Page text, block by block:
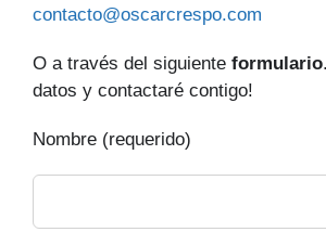
contacto@oscarcrespo.com
O a través del siguiente formulario
datos y contactaré contigo!
Nombre (requerido)